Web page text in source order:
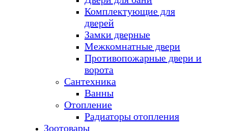
Комплектующие для
дверей
Замки дверные
Межкомнатные двери
Противопожарные двери и
ворота
Сантехника
Ванны
Отопление
Радиаторы отопления
Зоотовары